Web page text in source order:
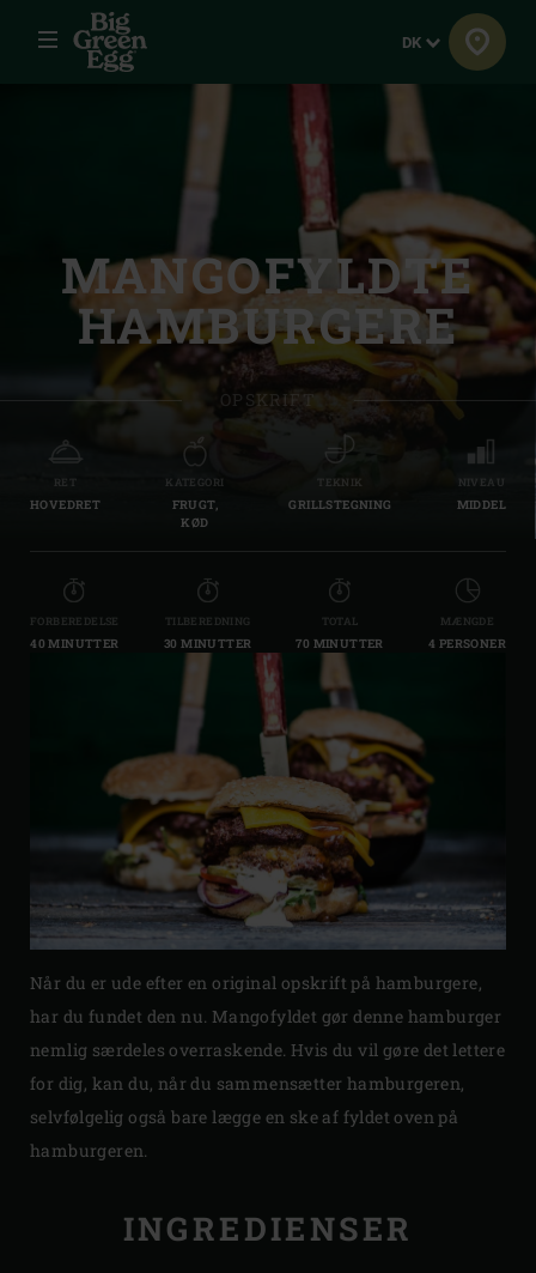
Menu Sprog
DK
MANGOFYLDTE
HAMBURGERE
OPSKRIFT
RET
HOVEDRET
KATEGORI
FRUGT,
KØD
TEKNIK
GRILLSTEGNING
NIVEAU
MIDDEL
FORBEREDELSE
40 MINUTTER
TILBEREDNING
30 MINUTTER
TOTAL
70 MINUTTER
MÆNGDE
4 PERSONER
Når du er ude efter en original opskrift på hamburgere,
har du fundet den nu. Mangofyldet gør denne hamburger
nemlig særdeles overraskende. Hvis du vil gøre det lettere
for dig, kan du, når du sammensætter hamburgeren,
selvfølgelig også bare lægge en ske af fyldet oven på
hamburgeren.
INGREDIENSER